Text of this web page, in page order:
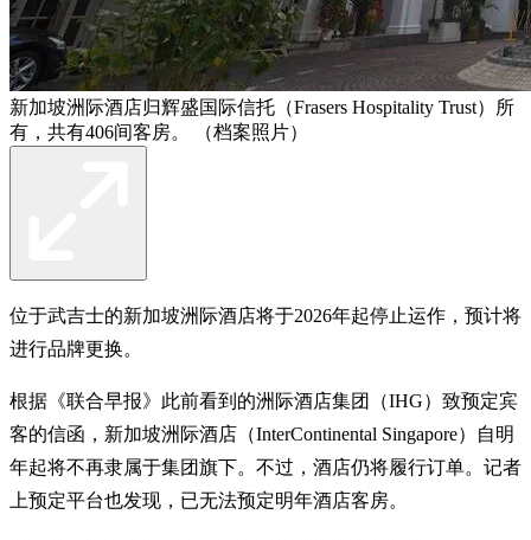
新加坡洲际酒店归辉盛国际信托（Frasers Hospitality Trust）所
有，共有406间客房。 （档案照片）
位于武吉士的新加坡洲际酒店将于2026年起停止运作，预计将
进行品牌更换。
根据《联合早报》此前看到的洲际酒店集团（IHG）致预定宾
客的信函，新加坡洲际酒店（InterContinental Singapore）自明
年起将不再隶属于集团旗下。不过，酒店仍将履行订单。记者
上预定平台也发现，已无法预定明年酒店客房。